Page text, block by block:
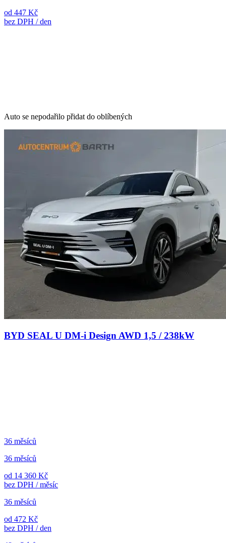
od 447 Kč
bez DPH / den
Auto se nepodařilo přidat do oblíbených
BYD SEAL U DM-i Design AWD 1,5 / 238kW
36 měsíců
36 měsíců
od 14 360 Kč
bez DPH / měsíc
36 měsíců
od 472 Kč
bez DPH / den